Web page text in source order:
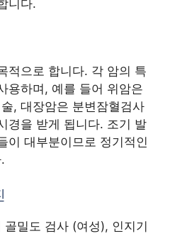
니다.
적으로 합니다. 각 암의 특
용하며, 예를 들어 위암은
, 대장암은 분변잠혈검사
경을 받게 됩니다. 조기 발
이 대부분이므로 정기적인
밀도 검사 (여성), 인지기